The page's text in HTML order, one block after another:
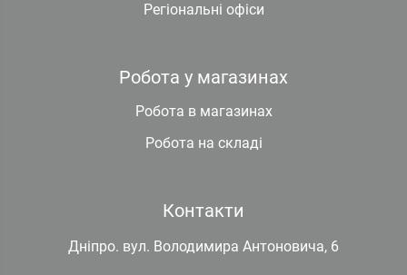
Регіональні офіси
Робота у магазинах
Робота в магазинах
Робота на складі
Контакти
Дніпро. вул. Володимира Антоновича, 6